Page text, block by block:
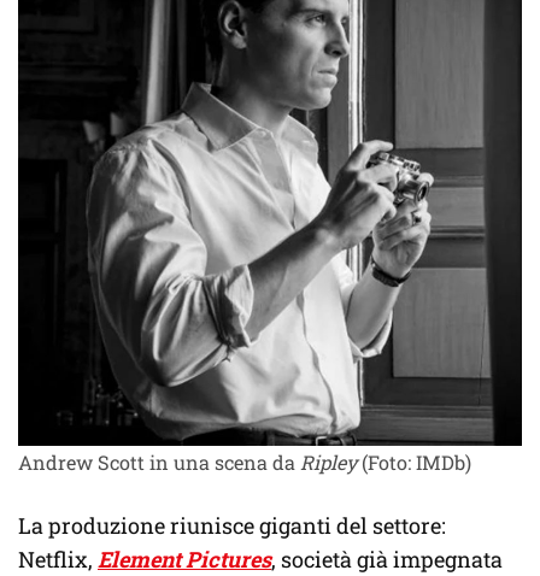
Andrew Scott in una scena daRipley(Foto: IMDb)
La produzione riunisce giganti del settore:
Netflix, Element Pictures, società già impegnata